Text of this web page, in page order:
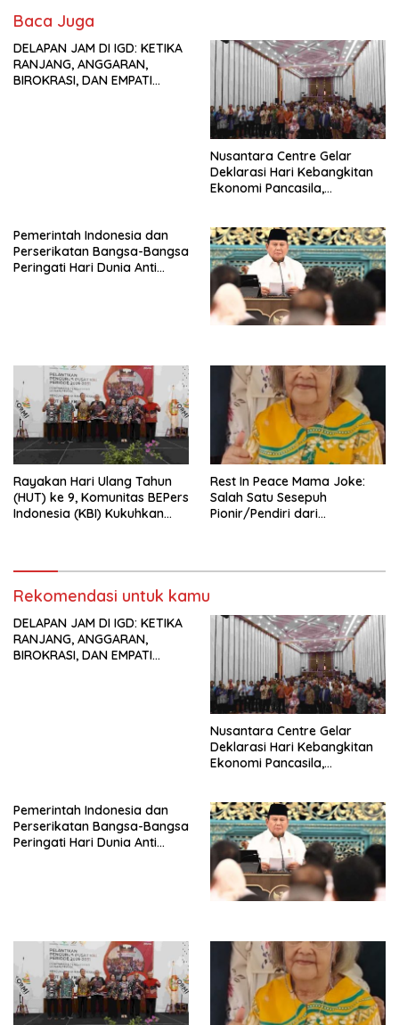
Baca Juga
DELAPAN JAM DI IGD: KETIKA
RANJANG, ANGGARAN,
BIROKRASI, DAN EMPATI
Nusantara Centre Gelar
Deklarasi Hari Kebangkitan
Ekonomi Pancasila,
Penjajahan (Pergolakan
Ekonomi Politik Indonesia) &
Simposium Nasional “Urgensi
Undang-Undang
Perekonomian Nasional dan
Kesejahteraan Sosial dalam
Pemerintah Indonesia dan
Perserikatan Bangsa-Bangsa
Peringati Hari Dunia Anti
Rayakan Hari Ulang Tahun
(HUT) ke 9, Komunitas BEPers
Indonesia (KBI) Kukuhkan
Pengembangan Organisasi
KBI yang Berbasis Riset di
Mancanegara”.
Rest In Peace Mama Joke:
Salah Satu Sesepuh
Pionir/Pendiri dari
Kasih Allah.
Rekomendasi untuk kamu
DELAPAN JAM DI IGD: KETIKA
RANJANG, ANGGARAN,
BIROKRASI, DAN EMPATI
Nusantara Centre Gelar
Deklarasi Hari Kebangkitan
Ekonomi Pancasila,
Penjajahan (Pergolakan
Ekonomi Politik Indonesia) &
Simposium Nasional “Urgensi
Undang-Undang
Perekonomian Nasional dan
Kesejahteraan Sosial dalam
Pemerintah Indonesia dan
Perserikatan Bangsa-Bangsa
Peringati Hari Dunia Anti